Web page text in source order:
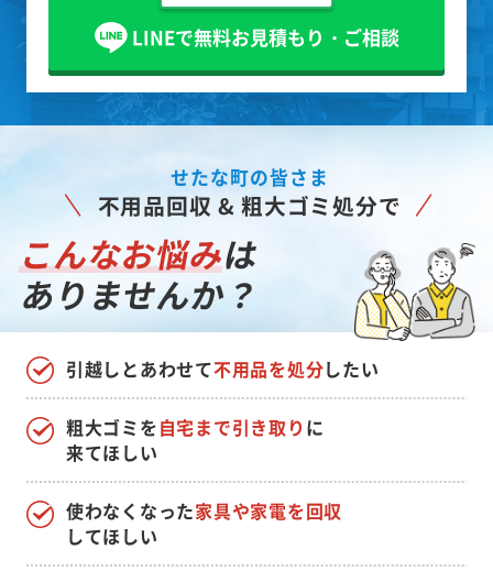
LINEで無料お見積もり・ご相談
せたな町の皆さま
不用品回収 & 粗大ゴミ処分で
こんなお悩みは
ありませんか？
引越しとあわせて不用品を処分したい
使わなくなった家具や家電を回収
してほしい
粗大ゴミを自宅まで引き取り に
来てほしい